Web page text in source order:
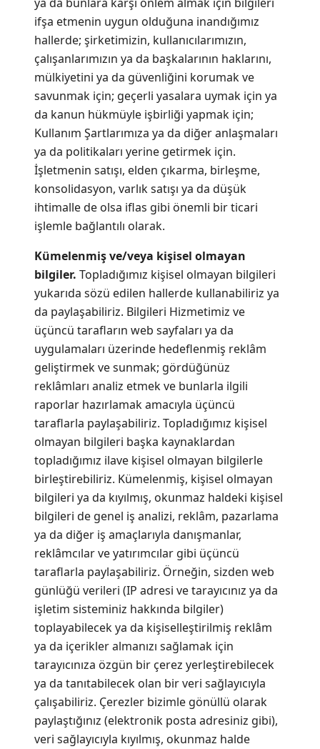
ifşa etmenin uygun olduğuna inandığımız
hallerde; şirketimizin, kullanıcılarımızın,
çalışanlarımızın ya da başkalarının haklarını,
mülkiyetini ya da güvenliğini korumak ve
savunmak için; geçerli yasalara uymak için ya
da kanun hükmüyle işbirliği yapmak için;
Kullanım Şartlarımıza ya da diğer anlaşmaları
ya da politikaları yerine getirmek için.
İşletmenin satışı, elden çıkarma, birleşme,
konsolidasyon, varlık satışı ya da düşük
ihtimalle de olsa iflas gibi önemli bir ticari
işlemle bağlantılı olarak.
Kümelenmiş ve/veya kişisel olmayan
bilgiler. Topladığımız kişisel olmayan bilgileri
yukarıda sözü edilen hallerde kullanabiliriz ya
da paylaşabiliriz. Bilgileri Hizmetimiz ve
üçüncü tarafların web sayfaları ya da
uygulamaları üzerinde hedeflenmiş reklâm
geliştirmek ve sunmak; gördüğünüz
reklâmları analiz etmek ve bunlarla ilgili
raporlar hazırlamak amacıyla üçüncü
taraflarla paylaşabiliriz. Topladığımız kişisel
olmayan bilgileri başka kaynaklardan
topladığımız ilave kişisel olmayan bilgilerle
birleştirebiliriz. Kümelenmiş, kişisel olmayan
bilgileri ya da kıyılmış, okunmaz haldeki kişisel
bilgileri de genel iş analizi, reklâm, pazarlama
ya da diğer iş amaçlarıyla danışmanlar,
reklâmcılar ve yatırımcılar gibi üçüncü
taraflarla paylaşabiliriz. Örneğin, sizden web
günlüğü verileri (IP adresi ve tarayıcınız ya da
işletim sisteminiz hakkında bilgiler)
toplayabilecek ya da kişiselleştirilmiş reklâm
ya da içerikler almanızı sağlamak için
tarayıcınıza özgün bir çerez yerleştirebilecek
ya da tanıtabilecek olan bir veri sağlayıcıyla
çalışabiliriz. Çerezler bizimle gönüllü olarak
paylaştığınız (elektronik posta adresiniz gibi),
veri sağlayıcıyla kıyılmış, okunmaz halde